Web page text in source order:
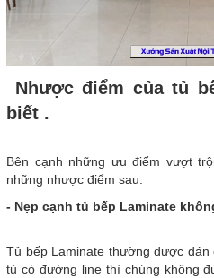
Nhược điểm của tủ
biết .
Bên cạnh những ưu điểm vượt
những nhược điểm sau:
- Nẹp cạnh tủ bếp Laminate
Tủ bếp Laminate thường được
tủ có đường line thì chúng không